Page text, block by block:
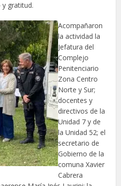
gratitud.
Acompañaron
la actividad la
Jefatura del
Complejo
Penitenciario
Zona Centro
Norte y Sur;
docentes y
directivos de la
Unidad 7 y de
la Unidad 52; el
secretario de
Gobierno de la
comuna Xavier
Cabrera